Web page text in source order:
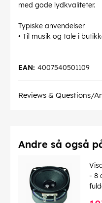
med gode lydkvaliteter.
Typiske anvendelser
• Til musik og tale i
4007540501109
EAN:
Reviews & Questions/
Andre så også
- 8